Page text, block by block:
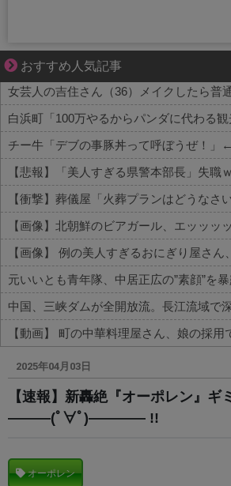
おすすめ人気記事
“変われない私”が動き出す瞬間に出会う
白浜町「100万やるからパンダに代わる観
【悲報】「美人すぎる県警本部長」失職
元いいとも青年隊、中居正広の”素顔”を
中国、三峡ダムが全開放流。長江流域で
Powered by livedoor 相互RSS
2025年04月03日
【速報】新轟絶『オーポレン』ギ
―――(ﾟ∀ﾟ)―――― !!
オーポレン